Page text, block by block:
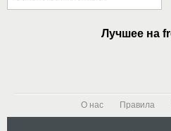
Лучшее на
О нас Правила